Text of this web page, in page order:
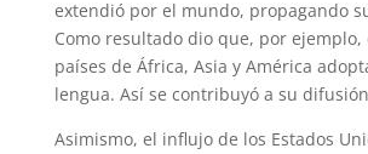
extendió por el mundo, propagando
Como resultado dio que, por ejemplo,
países de África, Asia y América
lengua. Así se contribuyó a su
Asimismo, el influjo de los Estados